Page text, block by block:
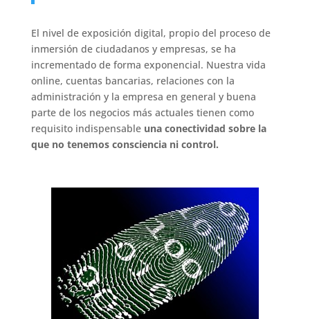
El nivel de exposición digital, propio del proceso de
inmersión de ciudadanos y empresas, se ha
incrementado de forma exponencial. Nuestra vida
online, cuentas bancarias, relaciones con la
administración y la empresa en general y buena
parte de los negocios más actuales tienen como
requisito indispensableuna conectividad sobre la
que no tenemos consciencia ni control.